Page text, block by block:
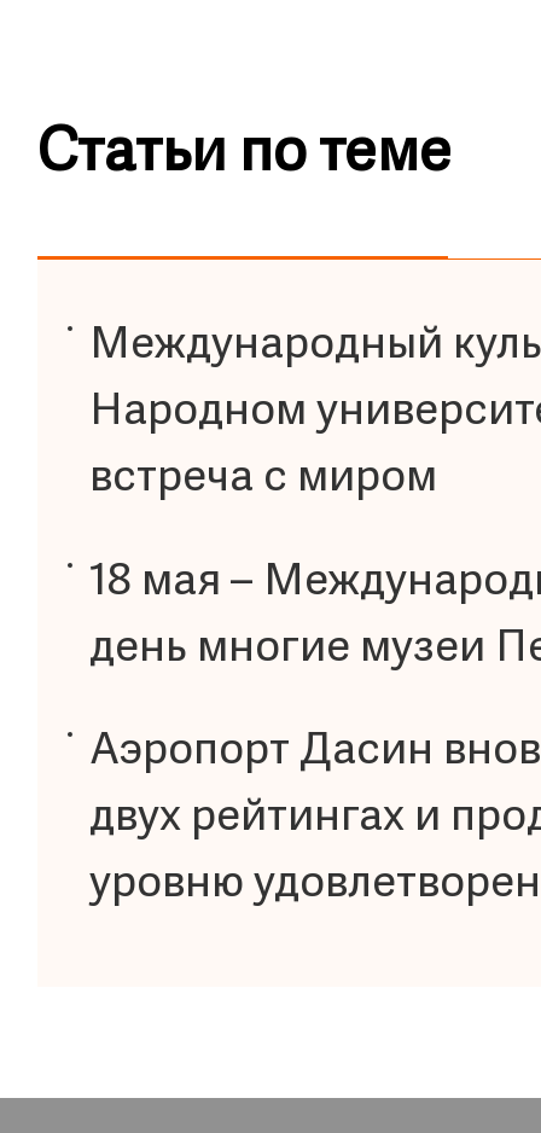
Статьи по теме
Международный
Народном
встреча с миром
18 мая –
день многие музеи
Аэропорт Дасин
двух рейтингах и
уровню